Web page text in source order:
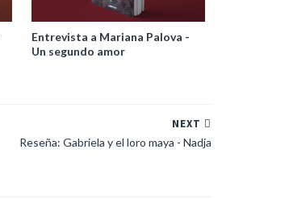
Entrevista a Mariana Palova -
Un segundo amor
NEXT
Reseña: Gabriela y el loro maya - Nadja